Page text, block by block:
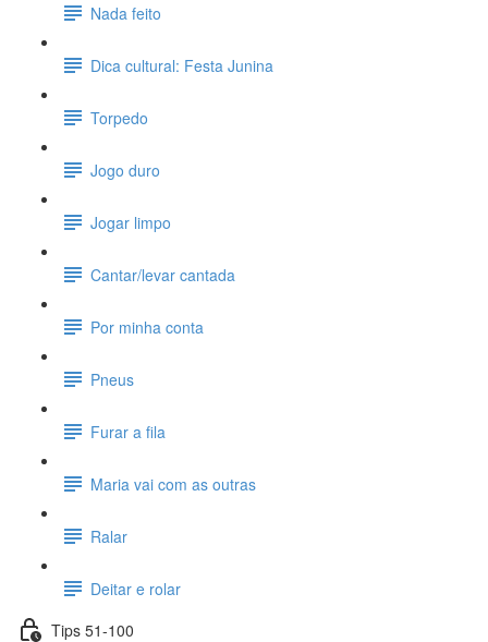
Nada feito
Dica cultural: Festa Junina
Torpedo
Jogo duro
Jogar limpo
Cantar/levar cantada
Por minha conta
Pneus
Furar a fila
Maria vai com as outras
Ralar
Deitar e rolar
Tips 51-100